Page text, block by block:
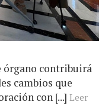
órgano contribuirá
cambios que
con [...] Leer